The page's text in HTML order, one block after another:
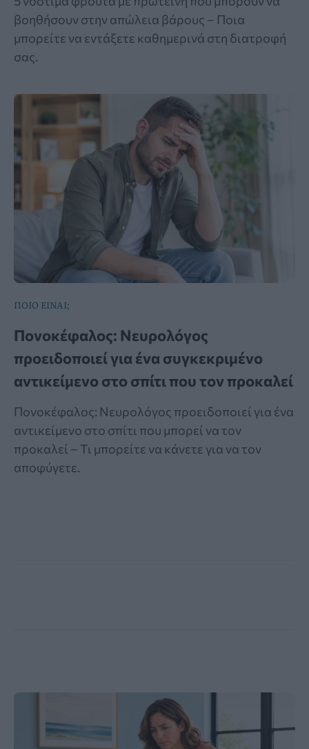
βοηθήσουν στην απώλεια βάρους – Ποια
μπορείτε να εντάξετε καθημερινά στη διατροφή
σας.
ΠΟΙΟ ΕΙΝΑΙ;
Πονοκέφαλος: Νευρολόγος
προειδοποιεί για ένα συγκεκριμένο
αντικείμενο στο σπίτι που τον προκαλεί
Πονοκέφαλος: Νευρολόγος προειδοποιεί για ένα
αντικείμενο στο σπίτι που μπορεί να τον
προκαλεί – Τι μπορείτε να κάνετε για να τον
αποφύγετε.